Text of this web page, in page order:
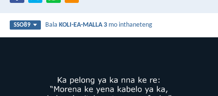
SSO89 BalaKOLI-EA-MALLA 3 mo inthaneteng